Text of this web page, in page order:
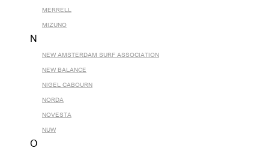
MERRELL
MIZUNO
N
NEW AMSTERDAM SURF ASSOCIATION
NEW BALANCE
NIGEL CABOURN
NORDA
NOVESTA
NUW
O